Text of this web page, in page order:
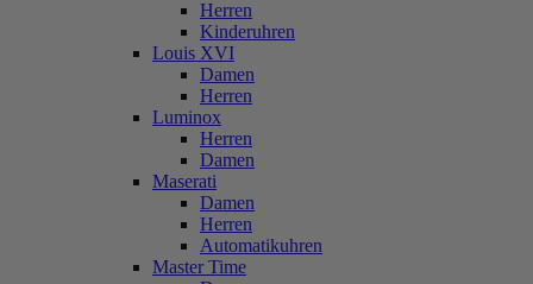
Herren
Kinderuhren
Louis XVI
Damen
Herren
Luminox
Herren
Damen
Maserati
Damen
Herren
Automatikuhren
Master Time